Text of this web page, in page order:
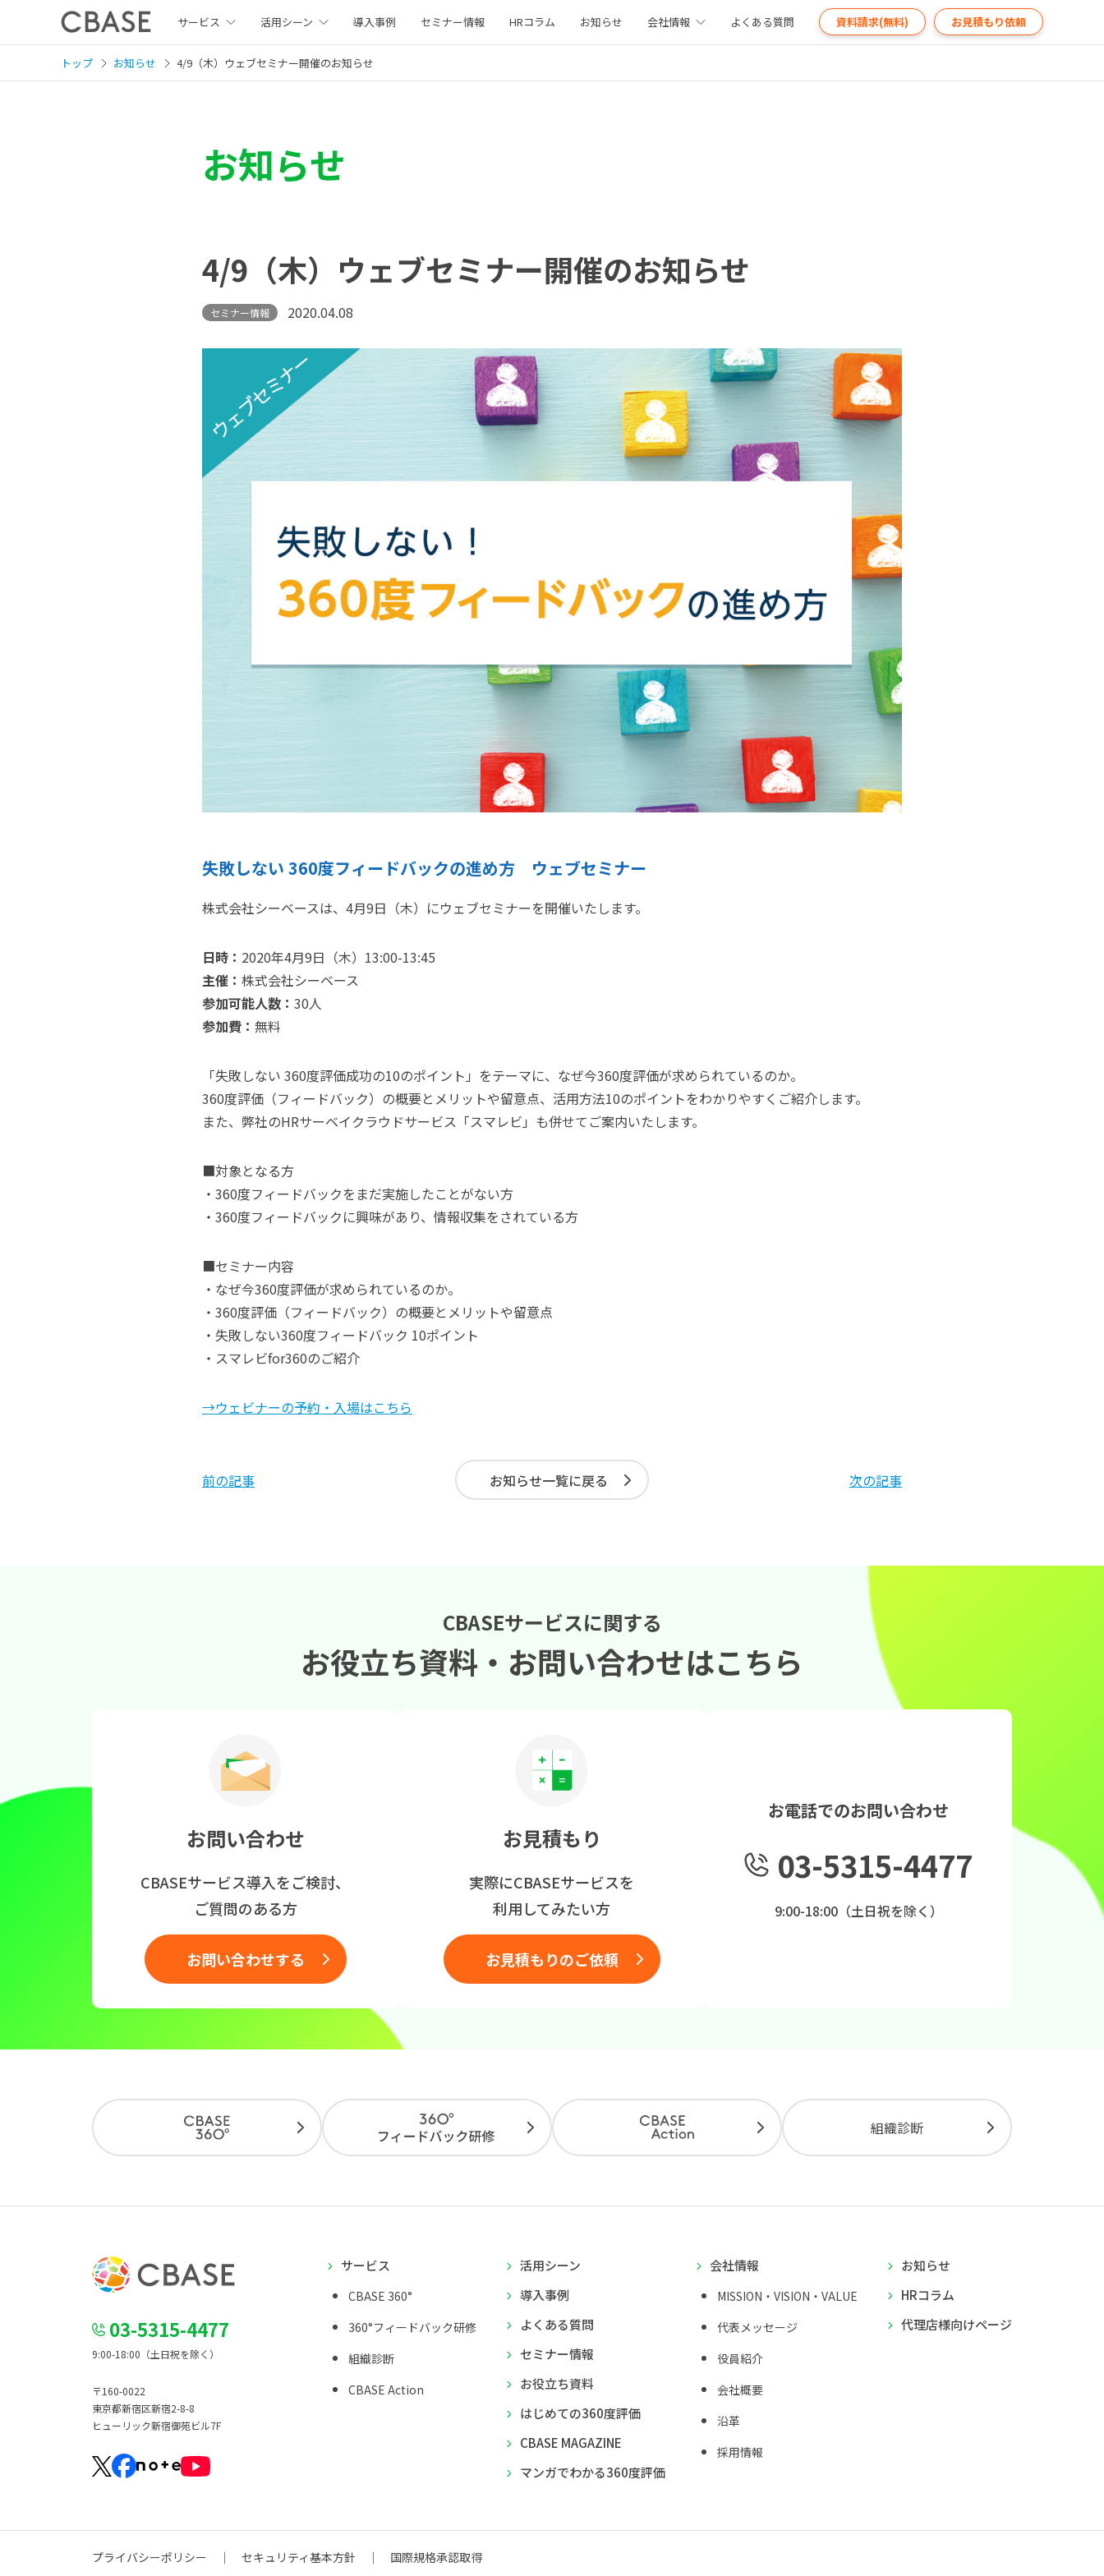
サービス 活用シーン 導入事例 セミナー情報 HRコラム お知らせ 会社情報 よくある質問 資料請求(無料) お見積もり依頼
トップ お知らせ 4/9（木）ウェブセミナー開催のお知らせ
お知らせ
4/9（木）ウェブセミナー開催のお知らせ
セミナー情報 2020.04.08
失敗しない 360度フィードバックの進め方 ウェブセミナー
株式会社シーベースは、4月9日（木）にウェブセミナーを開催いたします。
日時： 2020年4月9日（木）13:00-13:45
主催： 株式会社シーベース
参加可能人数： 30人
参加費： 無料
「失敗しない 360度評価成功の10のポイント」をテーマに、なぜ今360度評価が求められているのか。
360度評価（フィードバック）の概要とメリットや留意点、活用方法10のポイントをわかりやすくご紹介します。
また、弊社のHRサーベイクラウドサービス「スマレビ」も併せてご案内いたします。
■対象となる方
・360度フィードバックをまだ実施したことがない方
・360度フィードバックに興味があり、情報収集をされている方
■セミナー内容
・なぜ今360度評価が求められているのか。
・360度評価（フィードバック）の概要とメリットや留意点
・失敗しない360度フィードバック 10ポイント
・スマレビfor360のご紹介
→ウェビナーの予約・入場はこちら
前の記事 お知らせ一覧に戻る 次の記事
CBASEサービスに関する
お役立ち資料・ お問い合わせはこちら
お問い合わせ
CBASEサービス導入をご検討、
ご質問のある方
お問い合わせする
お見積もり
実際にCBASEサービスを
利用してみたい方
お見積もりのご依頼
お電話でのお問い合わせ
03-5315-4477
9:00-18:00（土日祝を除く）
組織診断
サービス
CBASE 360°
360°フィードバック研修
組織診断
CBASE Action
活用シーン
導入事例
よくある質問
セミナー情報
お役立ち資料
はじめての360度評価
CBASE MAGAZINE
マンガでわかる360度評価
会社情報
MISSION・VISION・VALUE
代表メッセージ
役員紹介
会社概要
沿革
採用情報
お知らせ
HRコラム
代理店様向けページ
03-5315-4477
9:00-18:00（土日祝を除く）
〒160-0022
東京都新宿区新宿2-8-8
ヒューリック新宿御苑ビル7F
プライバシーポリシー セキュリティ基本方針 国際規格承認取得